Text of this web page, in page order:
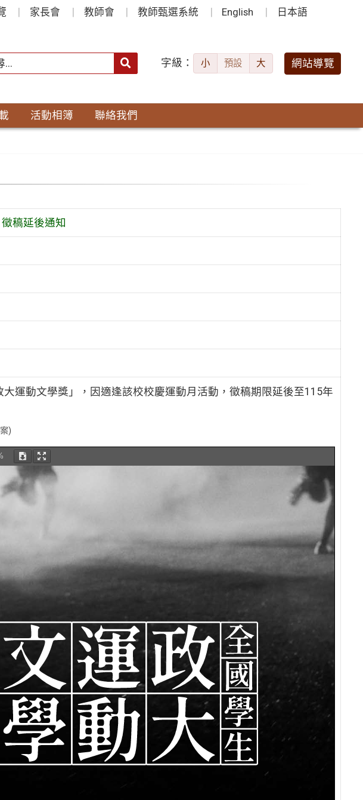
家長會 教師會 教師甄選系統 English 日本語
字級： 小 預設 大 網站導覽
活動相簿 聯絡我們
稿延後通知
運動文學獎」，因適逢該校校慶運動月活動，徵稿期限延後至115年
)